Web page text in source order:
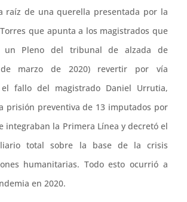
raíz de una querella presentada por la
que apunta a los magistrados que
un Pleno del tribunal de alzada de
de marzo de 2020) revertir por vía
fallo del magistrado Daniel Urrutia,
prisión preventiva de 13 imputados por
integraban la Primera Línea y decretó el
total sobre la base de la crisis
humanitarias. Todo esto ocurrió a
en 2020.